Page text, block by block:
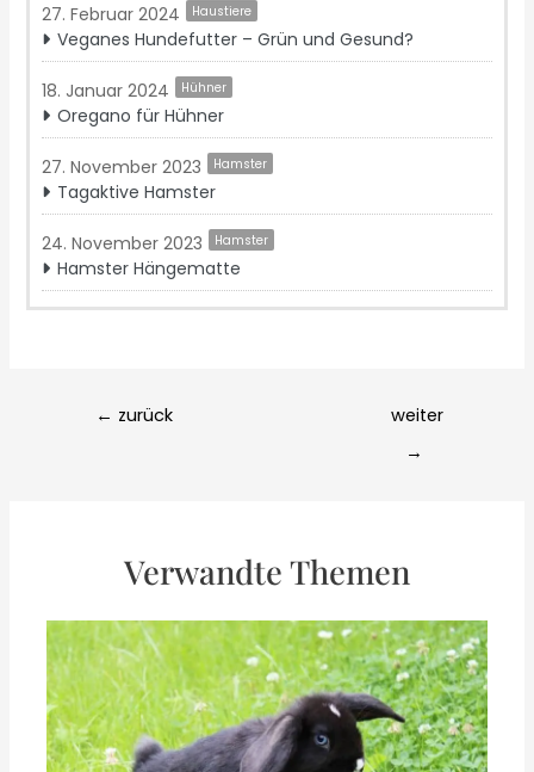
27. Februar 2024 Haustiere
Veganes Hundefutter – Grün und Gesund?
18. Januar 2024 Hühner
Oregano für Hühner
27. November 2023 Hamster
Tagaktive Hamster
24. November 2023 Hamster
Hamster Hängematte
← zurück
weiter
→
Verwandte Themen